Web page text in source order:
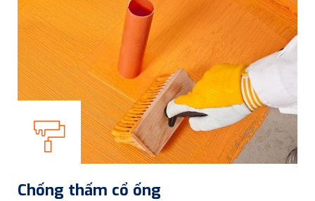
Chống thấm cổ ống